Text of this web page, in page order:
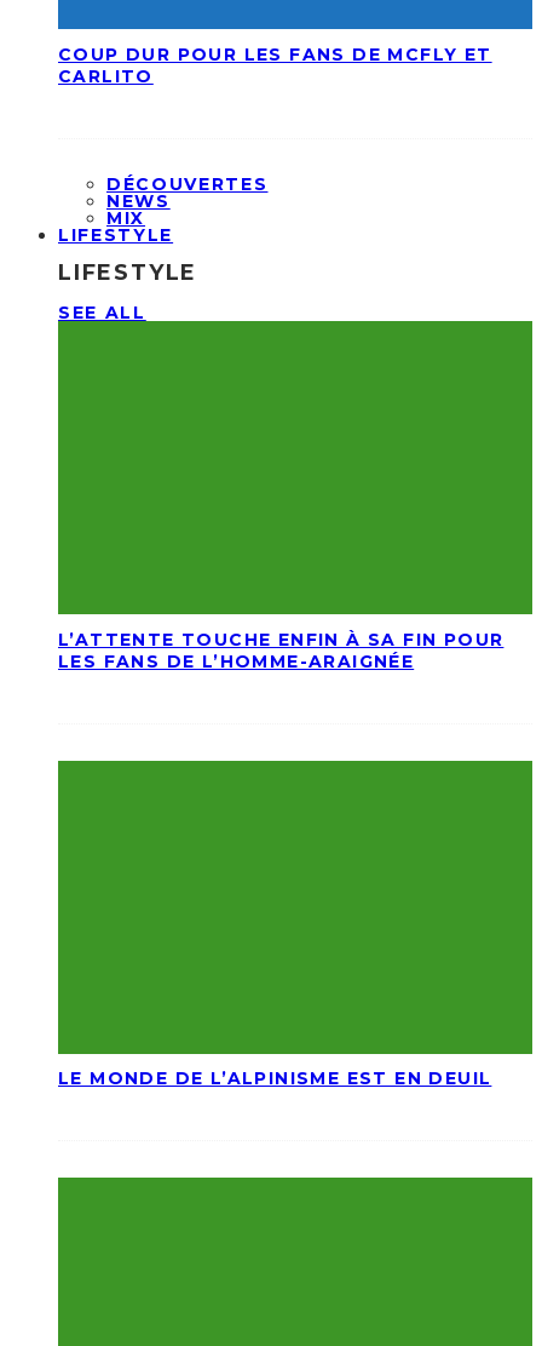
COUP DUR POUR LES FANS DE MCFLY ET
CARLITO
DÉCOUVERTES
NEWS
MIX
LIFESTYLE
LIFESTYLE
SEE ALL
L’ATTENTE TOUCHE ENFIN À SA FIN POUR
LES FANS DE L’HOMME-ARAIGNÉE
LE MONDE DE L’ALPINISME EST EN DEUIL